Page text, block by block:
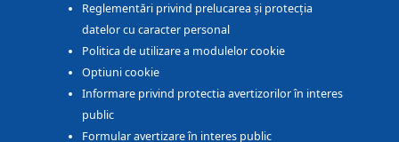
Reglementări privind prelucarea și protecția
datelor cu caracter personal
Politica de utilizare a modulelor cookie
Optiuni cookie
Informare privind protectia avertizorilor în interes
public
Formular avertizare în interes public